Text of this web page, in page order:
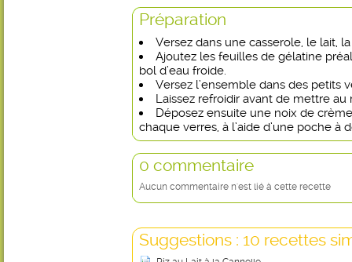
Préparation
Versez dans une casserole, le lait,
Ajoutez les feuilles de gélatine
bol d’eau froide.
Versez l’ensemble dans des petits
Laissez refroidir avant de mettre au
Déposez ensuite une noix de
chaque verres, à l’aide d’une poche à
0 commentaire
Aucun commentaire n'est lié à cette recette
Suggestions : 10 recettes